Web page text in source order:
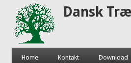
Dansk
Home Kontakt Download